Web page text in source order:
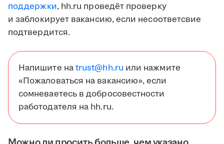
поддержки, hh.ru проведёт проверку
и заблокирует вакансию, если несоответсвие
подтвердится.
Напишите наtrust@hh.ru или нажмите
«Пожаловаться на вакансию», если
сомневаетесь в добросовестности
работодателя на hh.ru.